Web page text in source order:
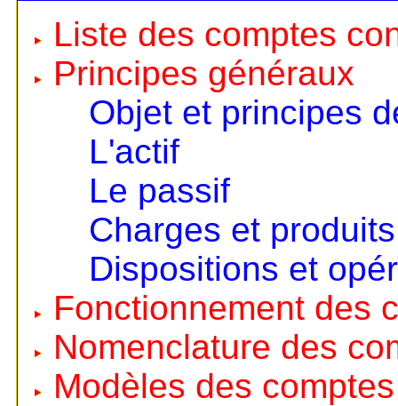
Liste des comptes
Principes généraux
Objet et principes
L'actif
Le passif
Charges et produits
Dispositions et
Fonctionnement des
Nomenclature des
Modèles des